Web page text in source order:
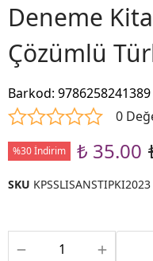
Deneme
Çözümlü
Barkod: 9786258241389
0
%30 İndirim ₺ 35.00
SKU KPSSLISANSTIPKI2023